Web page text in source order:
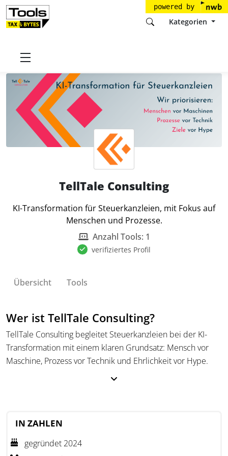
powered by
Kategorien
Startseite
TellTale Consulting
KI-Transformation für Steuerkanzleien, mit Fokus auf
Menschen und Prozesse.
Anzahl Tools: 1
verifiziertes Profil
Übersicht Tools
Wer ist TellTale Consulting?
TellTale Consulting begleitet Steuerkanzleien bei der KI-
Transformation mit einem klaren Grundsatz: Mensch vor
Maschine, Prozess vor Technik und Ehrlichkeit vor Hype.
Wir sind überzeugt, dass erfolgreiche Digitalisierung nicht
soll. Deshalb setzen wir zuerst an den Kanzleiprozessen an:
welche Routinen unnötig Kapazität binden und an welchen
IN ZAHLEN
gegründet 2024